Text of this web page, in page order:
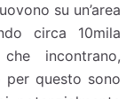
su un’area
circa 10mila
incontrano,
per questo sono